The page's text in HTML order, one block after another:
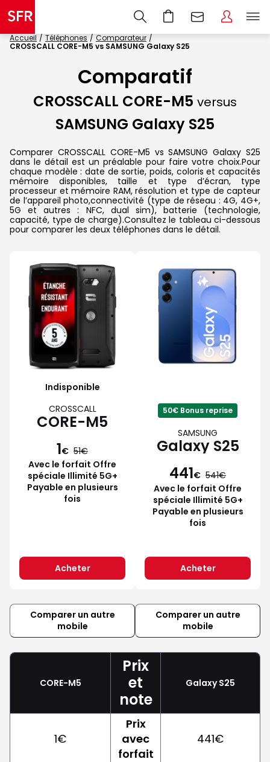
Accueil Téléphones
Comparateur
CROSSCALL CORE-M5 vs SAMSUNG Galaxy S25
Comparatif
CROSSCALL CORE-M5 versus
SAMSUNG Galaxy S25
Comparer CROSSCALL CORE-M5 vs SAMSUNG Galaxy S25
dans le détail est un préalable pour faire votre choix.Pour
chaque modèle : date de sortie, poids, coloris et capacités
mémoire disponibles, taille et type d’écran, type
processeur et mémoire RAM, résolution et type de capteur
de l’appareil photo,connectivité (type de réseau : 4G, 4G+,
5G et autres : NFC, dual sim), batterie (technologie,
capacité, type de charge).Consultez le tableau ci-dessous
pour comparer les deux téléphones dans le détail.
Indisponible
CROSSCALL
CORE-M5
1€ 51
Avec le forfait Offre
spéciale Illimité 5G+
Payable en plusieurs
fois
Acheter
50€ Bonus reprise
SAMSUNG
Galaxy S25
441€ 541
Avec le forfait Offre
spéciale Illimité 5G+
Payable en plusieurs
fois
Acheter
Comparer un autre
mobile
Comparer un autre
mobile
CORE-M5
Prix
et
note
Galaxy S25
1€
Prix
avec
forfait
441€